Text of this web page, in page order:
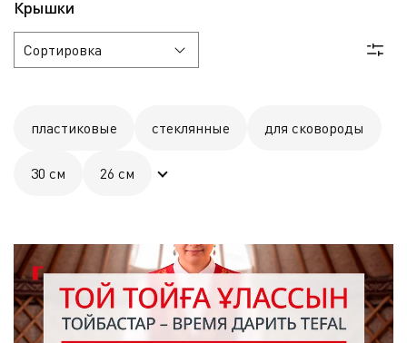
Крышки
пластиковые стеклянные для сковороды
30 см 26 см